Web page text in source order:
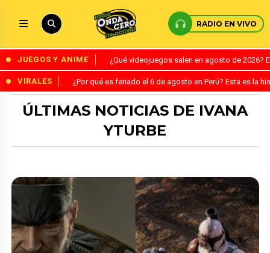
RADIO EN VIVO
JUEGOS Y ANIME ¿Qué videojuegos salen en agosto de
VIRALES ¿Por qué es feriado el 6 de agosto en Perú? Esta es la
ÚLTIMAS NOTICIAS DE IVANA
YTURBE